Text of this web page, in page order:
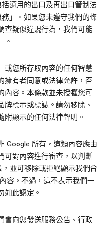
適用的出口及再出口管制法
」。如果您未遵守我們的條
查疑似違規行為，我們可能
。
或您所存取內容的任何智慧
擁有者同意或法律允許，否
內容。本條款並未授權您可
牌標示或標誌。請勿移除、
附顯示的任何法律聲明。
Google 所有，這類內容應由
可對內容進行審查，以判斷
並可移除或拒絕顯示我們合
容。不過，這不表示我們一
如此認定。
會向您發送服務公告、行政